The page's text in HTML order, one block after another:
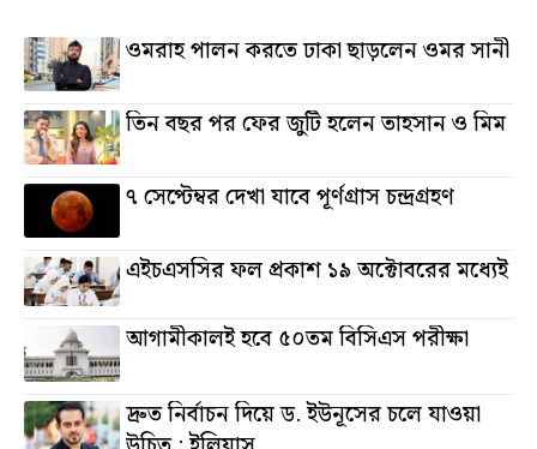
ওমরাহ পালন করতে ঢাকা ছাড়লেন ওমর সানী
তিন বছর পর ফের জুটি হলেন তাহসান ও মিম
৭ সেপ্টেম্বর দেখা যাবে পূর্ণগ্রাস চন্দ্রগ্রহণ
এইচএসসির ফল প্রকাশ ১৯ অক্টোবরের মধ্যেই
আগামীকালই হবে ৫০তম বিসিএস পরীক্ষা
দ্রুত নির্বাচন দিয়ে ড. ইউনূসের চলে যাওয়া